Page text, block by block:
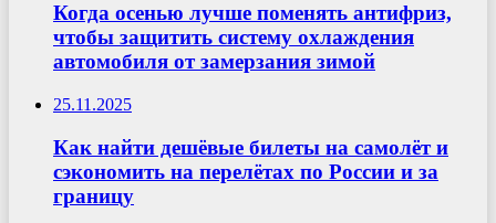
Когда осенью лучше поменять антифриз,
чтобы защитить систему охлаждения
автомобиля от замерзания зимой
25.11.2025
Как найти дешёвые билеты на самолёт и
сэкономить на перелётах по России и за
границу